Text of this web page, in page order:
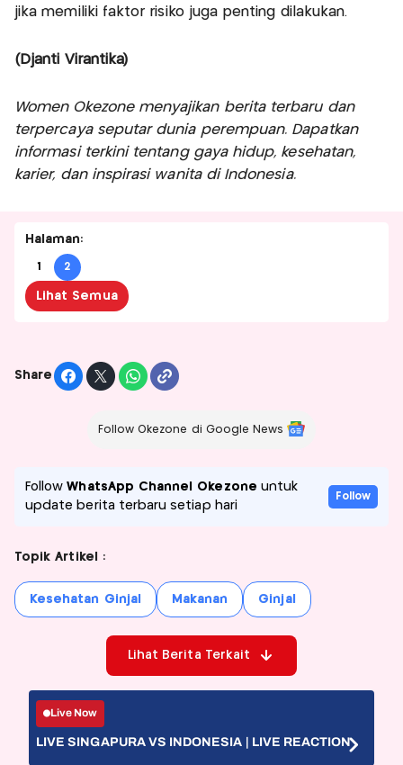
jika memiliki faktor risiko juga penting dilakukan.
(Djanti Virantika)
Women Okezone menyajikan berita terbaru dan
terpercaya seputar dunia perempuan. Dapatkan
informasi terkini tentang gaya hidup, kesehatan,
karier, dan inspirasi wanita di Indonesia.
Halaman:
1 2
Lihat Semua
Share
Follow Okezone di Google News
FollowWhatsApp Channel Okezone untuk
update berita terbaru setiap hari
Follow
Topik Artikel :
Kesehatan Ginjal Makanan Ginjal
Lihat Berita Terkait
Live Now
LIVE SINGAPURA VS INDONESIA | LIVE REACTION